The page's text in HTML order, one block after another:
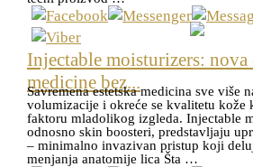
Injectable moisturizers: nova
medicine bez...
Savremena estetska medicina sve više
volumizacije i okreće se kvalitetu kože
faktoru mladolikog izgleda. Injectable
odnosno skin boosteri, predstavljaju
– minimalno invazivan pristup koji
menjanja anatomije lica Šta …